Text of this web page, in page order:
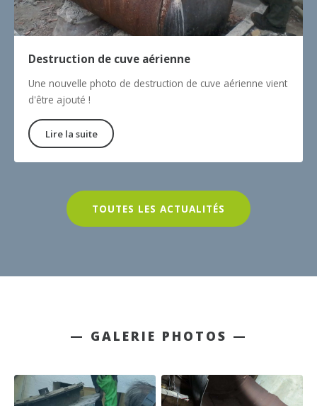
Destruction de cuve aérienne
Une nouvelle photo de destruction de cuve aérienne vient
d'être ajouté !
Lire la suite
TOUTES LES ACTUALITÉS
— GALERIE PHOTOS —